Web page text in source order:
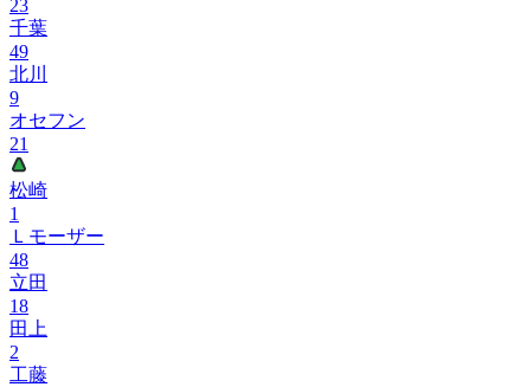
23
千葉
49
北川
9
オセフン
21
松崎
1
Ｌモーザー
48
立田
18
田上
2
工藤